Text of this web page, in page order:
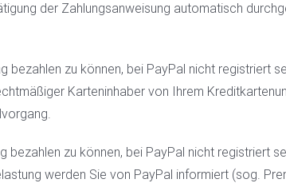
der Zahlungsanweisung automatisch
bezahlen zu können, bei PayPal nicht registriert
Karteninhaber von Ihrem
bezahlen zu können, bei PayPal nicht registriert
werden Sie von PayPal informiert (sog.